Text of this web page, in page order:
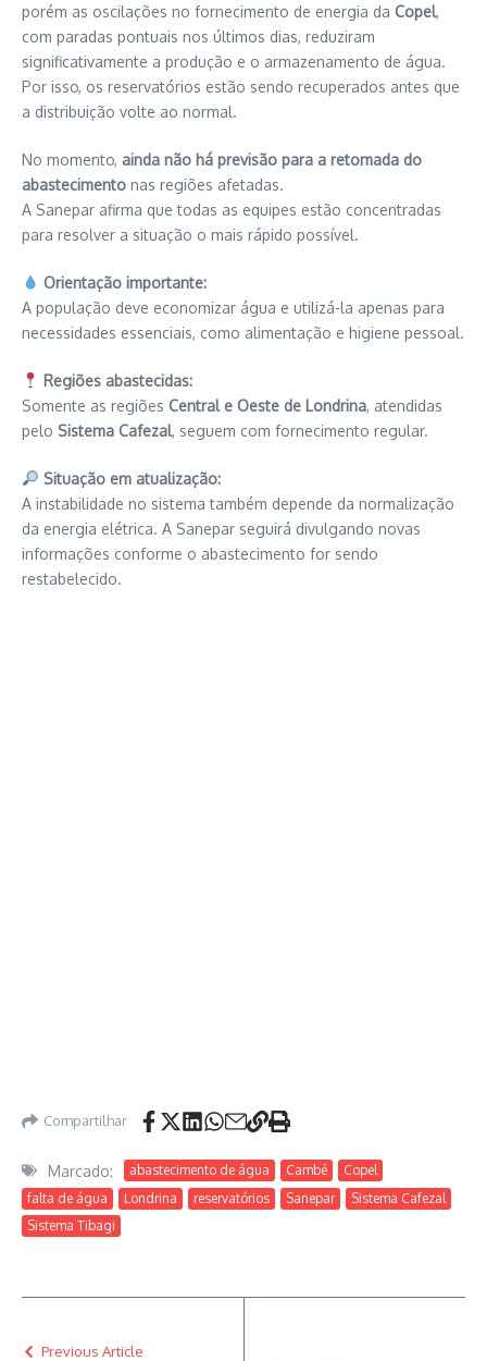
porém as oscilações no fornecimento de energia da Copel,
com paradas pontuais nos últimos dias, reduziram
significativamente a produção e o armazenamento de água.
Por isso, os reservatórios estão sendo recuperados antes que
a distribuição volte ao normal.
No momento, ainda não há previsão para a retomada do
abastecimento nas regiões afetadas.
A Sanepar afirma que todas as equipes estão concentradas
para resolver a situação o mais rápido possível.
Orientação importante:
A população deve economizar água e utilizá-la apenas para
necessidades essenciais, como alimentação e higiene pessoal.
Regiões abastecidas:
Somente as regiões Central e Oeste de Londrina, atendidas
pelo Sistema Cafezal, seguem com fornecimento regular.
Situação em atualização:
A instabilidade no sistema também depende da normalização
da energia elétrica. A Sanepar seguirá divulgando novas
informações conforme o abastecimento for sendo
restabelecido.
Compartilhar
Marcado: abastecimento de água Cambé
Copel
falta de água
Londrina reservatórios Sanepar
Sistema Cafezal
Sistema Tibagi
Previous Article